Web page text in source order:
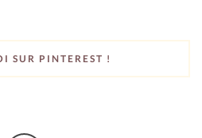
SUR PINTEREST !